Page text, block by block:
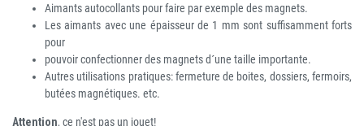
Aimants autocollants pour faire par exemple des magnets.
Les aimants avec une épaisseur de 1 mm sont suffisamment forts
pour
pouvoir confectionner des magnets d´une taille importante.
Autres utilisations pratiques: fermeture de boites, dossiers, fermoirs,
butées magnétiques. etc.
Attention, ce n'est pas un jouet!